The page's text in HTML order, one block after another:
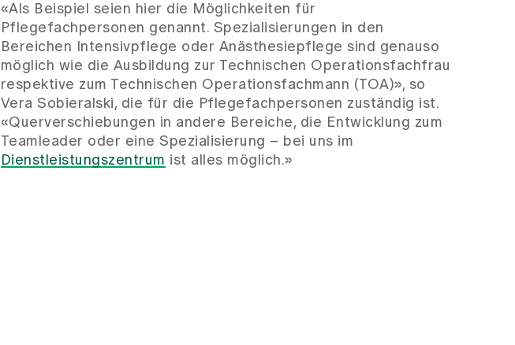
«Als Beispiel seien hier die Möglichkeiten für
Pflegefachpersonen genannt. Spezialisierungen in den
Bereichen Intensivpflege oder Anästhesiepflege sind genauso
möglich wie die Ausbildung zur Technischen Operationsfachfrau
respektive zum Technischen Operationsfachmann (TOA)», so
Vera Sobieralski, die für die Pflegefachpersonen zuständig ist.
«Querverschiebungen in andere Bereiche, die Entwicklung zum
Teamleader oder eine Spezialisierung – bei uns im
Dienstleistungszentrum ist alles möglich.»